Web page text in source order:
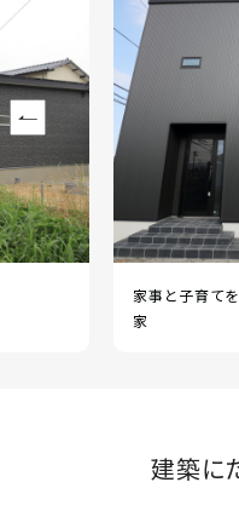
家事と子育て
家
建築に